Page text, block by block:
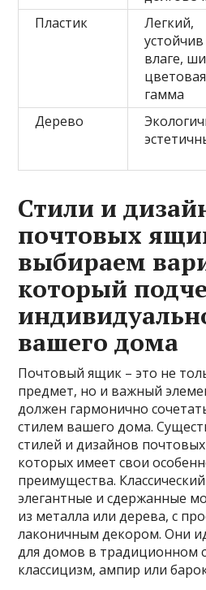
Пластик
Легкий,
влаге,
цветовая
гамма
Дерево
Стили и
почтовых
выбираем
который
вашего дома
Почтовый ящик – это не
предмет, но и важный
должен гармонично
стилем вашего дома.
стилей и дизайнов
которых имеет свои
преимущества.
элегантные и сдержанные
из металла или дерева, с
лаконичным декором. Они
для домов в традиционном
классицизм, ампир или